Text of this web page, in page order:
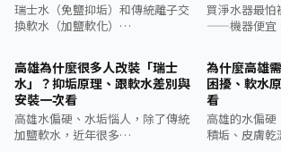
瑞士水（免鹽抑垢）和傳統離子交
換軟水（加鹽軟化）…
買淨水器最怕
——機器便宜
高雄為什麼很多人改裝「瑞士
水」？抑垢原理、跟軟水差別與
安裝一次看
高雄水偏硬、水垢惱人，除了傳統
加鹽軟水，近年很多…
為什麼高雄
困擾、軟水
看
高雄的水偏
積垢、皮膚